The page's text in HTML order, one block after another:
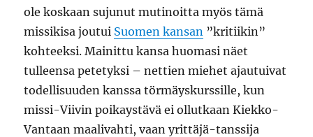
ole koskaan sujunut mutinoitta myös tämä
missikisa joutui Suomen kansan ”kritiikin”
kohteeksi. Mainittu kansa huomasi näet
tulleensa petetyksi – nettien miehet ajautuivat
todellisuuden kanssa törmäyskurssille, kun
missi-Viivin poikaystävä ei ollutkaan Kiekko-
Vantaan maalivahti, vaan yrittäjä-tanssija